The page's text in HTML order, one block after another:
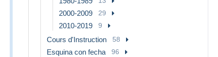
2000-2009 29
2010-2019 9
Cours d'Instruction 58
Esquina con fecha 96